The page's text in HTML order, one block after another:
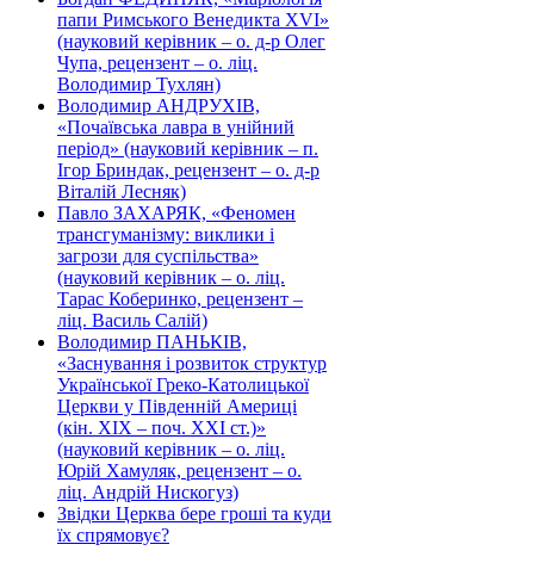
папи Римського Венедикта XVI»
(науковий керівник – о. д-р Олег
Чупа, рецензент – о. ліц.
Володимир Тухлян)
Володимир АНДРУХІВ,
«Почаївська лавра в унійний
період» (науковий керівник – п.
Ігор Бриндак, рецензент – о. д-р
Віталій Лесняк)
Павло ЗАХАРЯК, «Феномен
трансгуманізму: виклики і
загрози для суспільства»
(науковий керівник – о. ліц.
Тарас Коберинко, рецензент –
ліц. Василь Салій)
Володимир ПАНЬКІВ,
«Заснування і розвиток структур
Української Греко-Католицької
Церкви у Південній Америці
(кін. ХІХ – поч. ХХІ ст.)»
(науковий керівник – о. ліц.
Юрій Хамуляк, рецензент – о.
ліц. Андрій Нискогуз)
Звідки Церква бере гроші та куди
їх спрямовує?